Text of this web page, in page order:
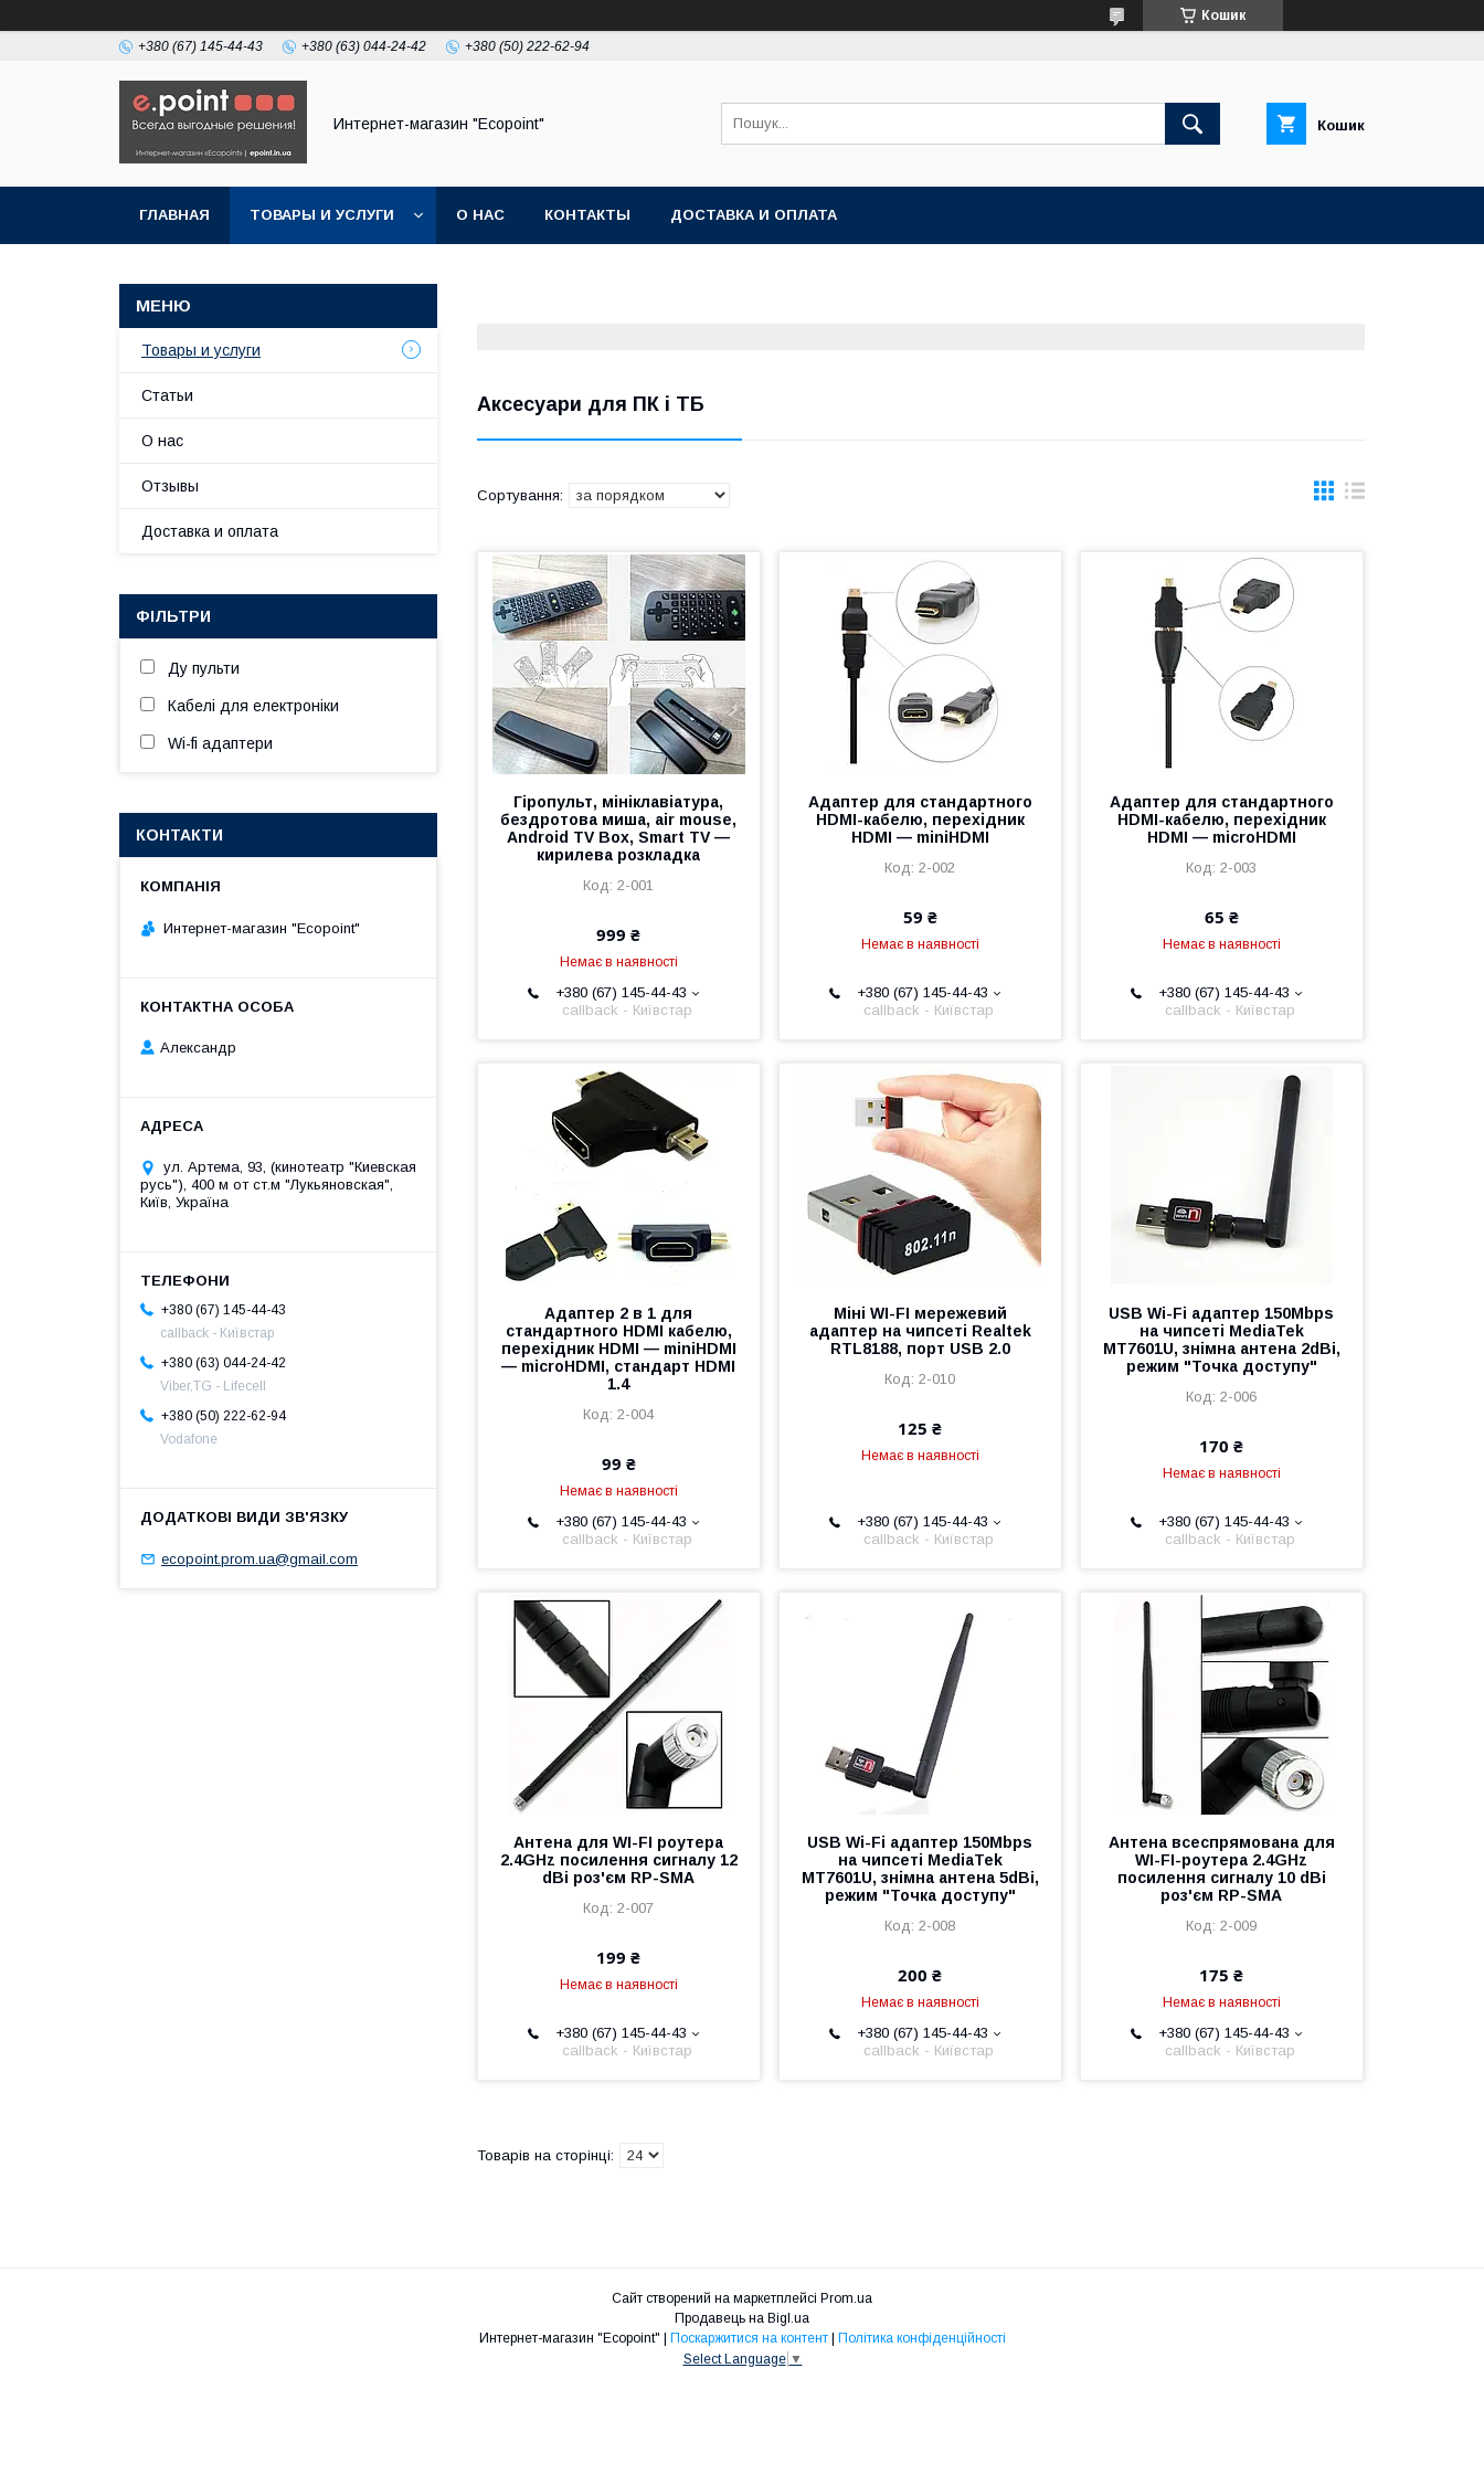
Кошик
+380 (67) 145-44-43 +380 (63) 044-24-42 +380 (50) 222-62-94
Интернет-магазин "Ecopoint" Кошик
ГЛАВНАЯ ТОВАРЫ И УСЛУГИ О НАС КОНТАКТЫ ДОСТАВКА И ОПЛАТА
Аксесуари для ПК і ТБ
Гіропульт, мініклавіатура,
бездротова миша, air mouse,
Android TV Box, Smart TV —
кирилева розкладка
2-001
999 ₴
Немає в наявності
+380 (67) 145-44-43
callback - Київстар
Адаптер для стандартного
HDMI-кабелю, перехідник
HDMI — miniHDMI
2-002
59 ₴
Немає в наявності
+380 (67) 145-44-43
callback - Київстар
Адаптер для стандартного
HDMI-кабелю, перехідник
HDMI — microHDMI
2-003
65 ₴
Немає в наявності
+380 (67) 145-44-43
callback - Київстар
Адаптер 2 в 1 для
стандартного HDMI кабелю,
перехідник HDMI — miniHDMI
— microHDMI, стандарт HDMI
1.4
2-004
99 ₴
Немає в наявності
+380 (67) 145-44-43
callback - Київстар
Міні WI-FI мережевий
адаптер на чипсеті Realtek
RTL8188, порт USB 2.0
2-010
125 ₴
Немає в наявності
+380 (67) 145-44-43
callback - Київстар
USB Wi-Fi адаптер 150Mbps
на чипсеті MediaTek
MT7601U, знімна антена 2dBi,
режим "Точка доступу"
2-006
170 ₴
Немає в наявності
+380 (67) 145-44-43
callback - Київстар
Антена для WI-FI роутера
2.4GHz посилення сигналу 12
dBi роз'єм RP-SMA
2-007
199 ₴
Немає в наявності
+380 (67) 145-44-43
callback - Київстар
USB Wi-Fi адаптер 150Mbps
на чипсеті MediaTek
MT7601U, знімна антена 5dBi,
режим "Точка доступу"
2-008
200 ₴
Немає в наявності
+380 (67) 145-44-43
callback - Київстар
Антена всеспрямована для
WI-FI-роутера 2.4GHz
посилення сигналу 10 dBi
роз'єм RP-SMA
2-009
175 ₴
Немає в наявності
+380 (67) 145-44-43
callback - Київстар
Товары и услуги
Статьи
О нас
Отзывы
Доставка и оплата
ФІЛЬТРИ
Ду пульти
Кабелі для електроніки
Wi-fi адаптери
КОНТАКТИ
Интернет-магазин "Ecopoint"
Александр
ул. Артема, 93, (кинотеатр "Киевская
русь"), 400 м от ст.м "Лукьяновская",
Київ, Україна
+380 (67) 145-44-43
callback - Київстар
+380 (63) 044-24-42
Viber,TG - Lifecell
+380 (50) 222-62-94
Vodafone
ecopoint.prom.ua@gmail.com
Сайт створений на маркетплейсі Prom.ua
Продавець на Bigl.ua
Поскаржитися на контент
Політика конфіденційності
Select Language ▼